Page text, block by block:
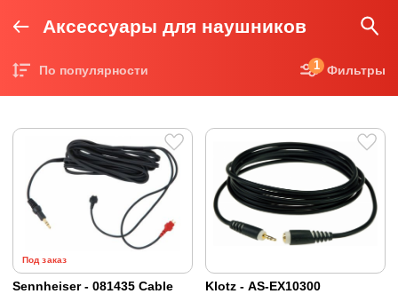
Аксессуары для наушников
По популярности Фильтры
1
Под заказ
Sennheiser - 081435 Cable
Klotz - AS-EX10300